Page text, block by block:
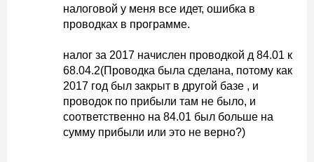
налоговой у меня все идет, ошибка в
проводках в программе.
налог за 2017 начислен проводкой д 84.01 к
68.04.2(Проводка была сделана, потому как
2017 год был закрыт в другой базе , и
проводок по прибыли там не было, и
соответственно на 84.01 был больше на
сумму прибыли или это не верно?)